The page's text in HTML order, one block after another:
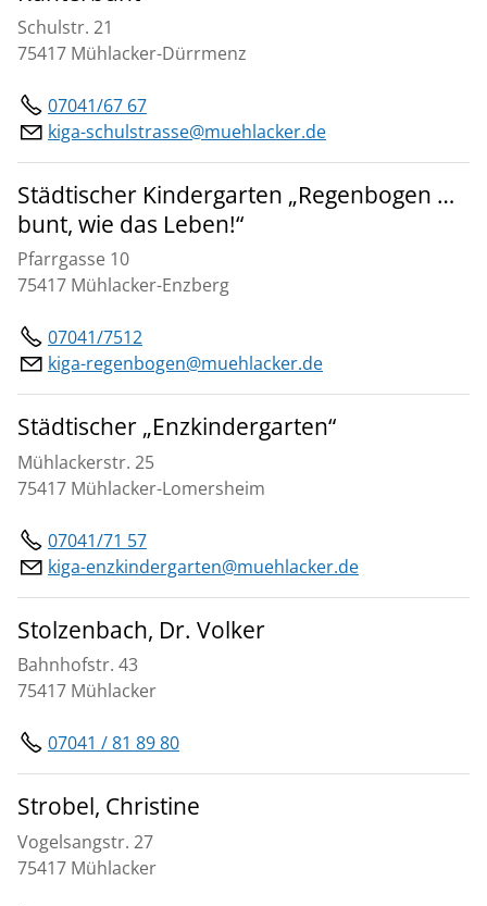
Schulstr. 21
75417 Mühlacker-Dürrmenz
07041/67 67
kiga-schulstrasse@muehlacker.de
Städtischer Kindergarten „Regenbogen …
bunt, wie das Leben!“
Pfarrgasse 10
75417 Mühlacker-Enzberg
07041/7512
kiga-regenbogen@muehlacker.de
Städtischer „Enzkindergarten“
Mühlackerstr. 25
75417 Mühlacker-Lomersheim
07041/71 57
kiga-enzkindergarten@muehlacker.de
Stolzenbach, Dr. Volker
Bahnhofstr. 43
75417 Mühlacker
07041 / 81 89 80
Strobel, Christine
Vogelsangstr. 27
75417 Mühlacker